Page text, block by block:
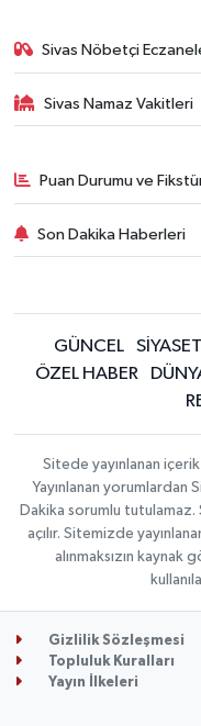
Sivas Nöbetçi
Sivas Namaz Vakitleri
Puan Durumu ve
Son Dakika Haberleri
GÜNCEL SİYASET
ÖZEL HABER
Sitede yayınlanan
Yayınlanan yorumlardan
Dakika sorumlu
açılır. Sitemizde
alınmaksızın
Gizlilik Sözleşmesi
Topluluk Kuralları
Yayın İlkeleri